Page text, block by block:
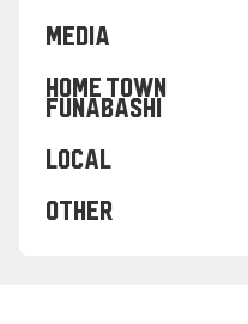
MEDIA
HOME TOWN
FUNABASHI
LOCAL
OTHER